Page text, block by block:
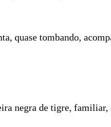
quase tombando,
negra de tigre,